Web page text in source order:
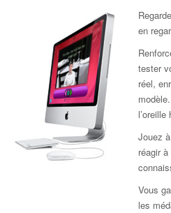
en
tester
réel,
Jouez
réagir
Vous
les